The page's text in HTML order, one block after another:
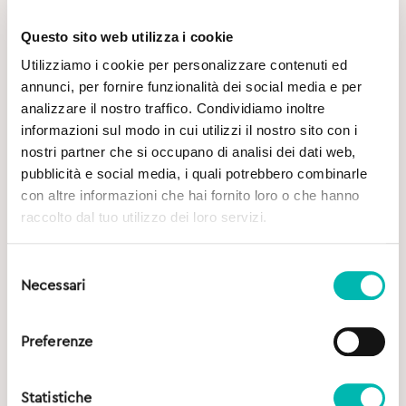
Questo sito web utilizza i cookie
Utilizziamo i cookie per personalizzare contenuti ed
annunci, per fornire funzionalità dei social media e per
analizzare il nostro traffico. Condividiamo inoltre
informazioni sul modo in cui utilizzi il nostro sito con i
nostri partner che si occupano di analisi dei dati web,
pubblicità e social media, i quali potrebbero combinarle
con altre informazioni che hai fornito loro o che hanno
raccolto dal tuo utilizzo dei loro servizi.
delNecessari
Preferenze
Statistiche
Potrebbe Interessarti